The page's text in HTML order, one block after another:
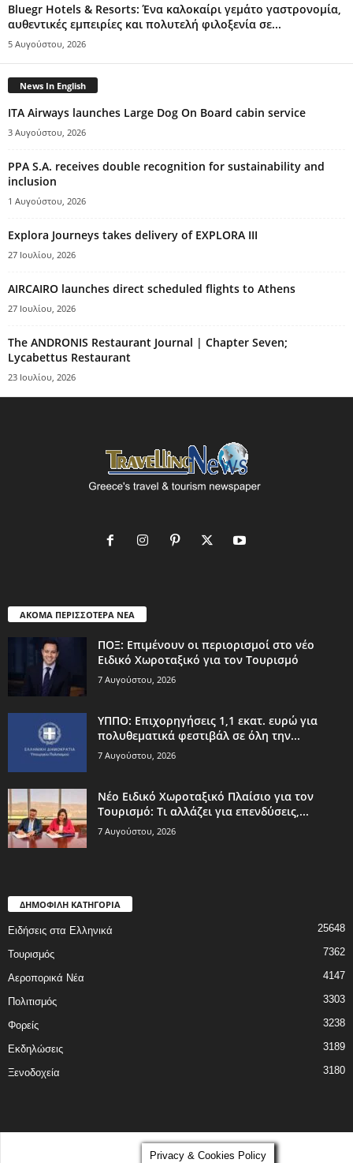
Bluegr Hotels & Resorts: Ένα καλοκαίρι γεμάτο γαστρονομία,
αυθεντικές εμπειρίες και πολυτελή φιλοξενία σε...
5 Αυγούστου, 2026
News In English
ITA Airways launches Large Dog On Board cabin service
3 Αυγούστου, 2026
PPA S.A. receives double recognition for sustainability and
inclusion
1 Αυγούστου, 2026
Explora Journeys takes delivery of EXPLORA III
27 Ιουλίου, 2026
AIRCAIRO launches direct scheduled flights to Athens
27 Ιουλίου, 2026
The ANDRONIS Restaurant Journal | Chapter Seven;
Lycabettus Restaurant
23 Ιουλίου, 2026
ΑΚΟΜΑ ΠΕΡΙΣΣΟΤΕΡΑ ΝΕΑ
ΠΟΞ: Επιμένουν οι περιορισμοί στο νέο
Ειδικό Χωροταξικό για τον Τουρισμό
7 Αυγούστου, 2026
ΥΠΠΟ: Επιχορηγήσεις 1,1 εκατ. ευρώ για
πολυθεματικά φεστιβάλ σε όλη την...
7 Αυγούστου, 2026
Νέο Ειδικό Χωροταξικό Πλαίσιο για τον
Τουρισμό: Τι αλλάζει για επενδύσεις,...
7 Αυγούστου, 2026
ΔΗΜΟΦΙΛΗ ΚΑΤΗΓΟΡΙΑ
Ειδήσεις στα Ελληνικά 25648
Τουρισμός 7362
Αεροπορικά Νέα 4147
Πολιτισμός 3303
Φορείς 3238
Εκδηλώσεις 3189
Ξενοδοχεία 3180
Privacy & Cookies Policy